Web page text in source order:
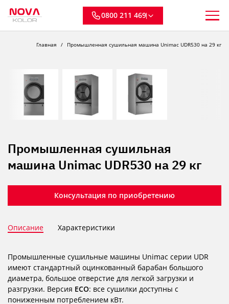
0800 211 469
Главная Промышленная сушильная машина Unimac UDR530 на 29 кг
Промышленная сушильная
машина Unimac UDR530 на 29 кг
Консультация по приобретению
Описание Характеристики
Промышленные сушильные машины Unimac серии UDR
имеют стандартный оцинкованный барабан большого
диаметра, большое отверстие для легкой загрузки и
разгрузки. Версия ECO: все сушилки доступны с
пониженным потреблением кВт.